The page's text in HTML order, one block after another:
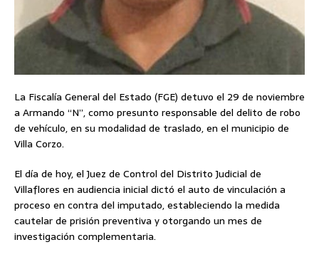
La Fiscalía General del Estado (FGE) detuvo el 29 de noviembre
a Armando “N”, como presunto responsable del delito de robo
de vehículo, en su modalidad de traslado, en el municipio de
Villa Corzo.
El día de hoy, el Juez de Control del Distrito Judicial de
Villaflores en audiencia inicial dictó el auto de vinculación a
proceso en contra del imputado, estableciendo la medida
cautelar de prisión preventiva y otorgando un mes de
investigación complementaria.